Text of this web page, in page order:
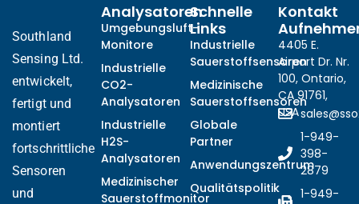
Southland
Sensing Ltd.
entwickelt,
fertigt und
montiert
fortschrittliche
Sensoren
und
Analysatoren
Umgebungsluft-
Monitore
Industrielle
CO2-
Analysatoren
Industrielle
H2S-
Analysatoren
Medizinischer
Sauerstoffmonitor
Schnelle
Links
Industrielle
Sauerstoffsensoren
Medizinische
Sauerstoffsensoren
Globale
Partner
Anwendungszentrum
Qualitätspolitik
Kontakt
4405 E.
Airport Dr. Nr.
100, Ontario,
CA 91761,
USA
1-949-
398-
2879
1-949-